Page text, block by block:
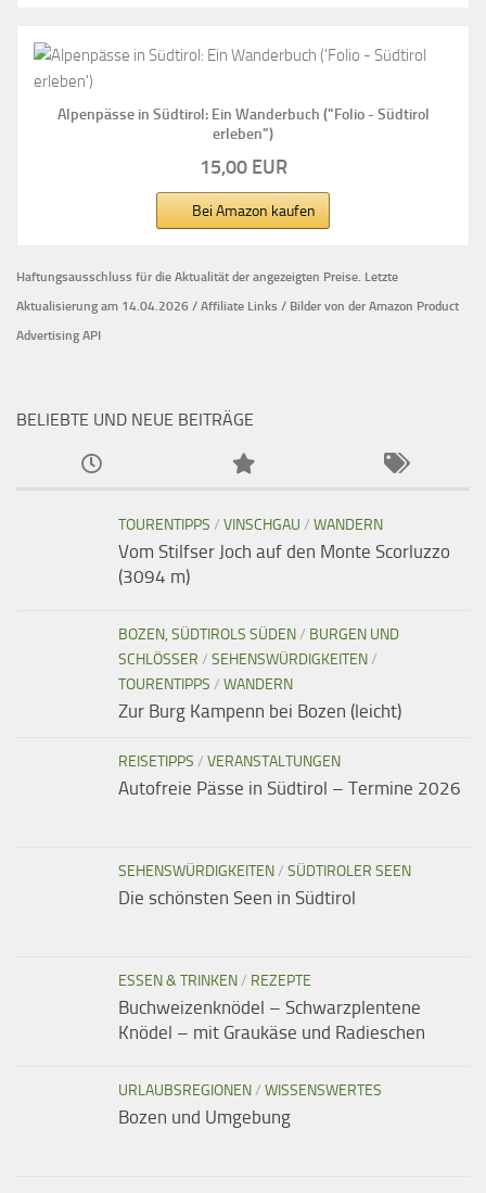
Alpenpässe in Südtirol: Ein Wanderbuch ("Folio - Südtirol
erleben")
15,00 EUR
Bei Amazon kaufen
Haftungsausschluss für die Aktualität der angezeigten Preise. Letzte
Aktualisierung am 14.04.2026 / Affiliate Links / Bilder von der Amazon Product
Advertising API
BELIEBTE UND NEUE BEITRÄGE
TOURENTIPPS / VINSCHGAU / WANDERN
Vom Stilfser Joch auf den Monte Scorluzzo
(3094 m)
BOZEN, SÜDTIROLS SÜDEN/ BURGEN UND
SCHLÖSSER / SEHENSWÜRDIGKEITEN/
TOURENTIPPS / WANDERN
Zur Burg Kampenn bei Bozen (leicht)
REISETIPPS / VERANSTALTUNGEN
Autofreie Pässe in Südtirol – Termine 2026
SEHENSWÜRDIGKEITEN/ SÜDTIROLER SEEN
Die schönsten Seen in Südtirol
ESSEN & TRINKEN/ REZEPTE
Buchweizenknödel – Schwarzplentene
Knödel – mit Graukäse und Radieschen
URLAUBSREGIONEN/ WISSENSWERTES
Bozen und Umgebung